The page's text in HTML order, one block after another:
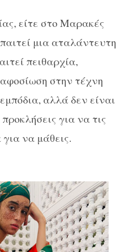
είτε στο Μαρακές
μια αταλάντευτη
πειθαρχία,
στην τέχνη
αλλά δεν είναι
για να τις
να μάθεις.